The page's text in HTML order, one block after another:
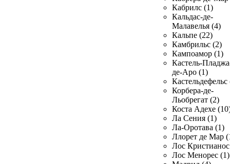
Кабрилс (1)
Кальдас-де-
Малавелья (4)
Кальпе (22)
Камбрильс (2)
Кампоамор (1)
Кастель-
де-Аро (1)
Кастельдефельс
Корбера-де-
Льобрегат (2)
Коста Адехе
Ла Сения (1)
Ла-Оротава (1)
Ллорет де Мар
Лос
Лос Менорес (1)